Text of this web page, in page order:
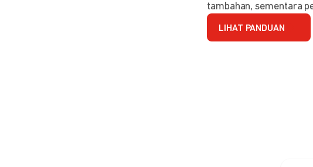
tambahan, sementara
LIHAT PANDUAN